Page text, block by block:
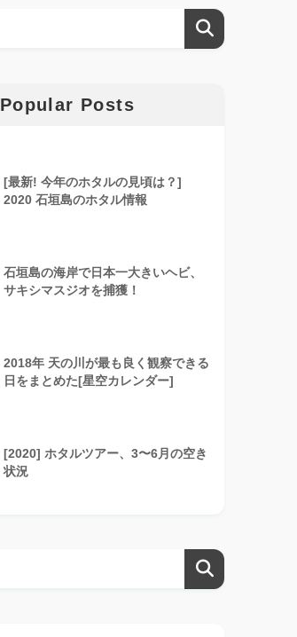
Popular Posts
[最新! 今年のホタルの見頃は？]
2020 石垣島のホタル情報
石垣島の海岸で日本一大きいヘビ、
サキシマスジオを捕獲！
2018年 天の川が最も良く観察できる
日をまとめた[星空カレンダー]
[2020] ホタルツアー、3〜6月の空き
状況